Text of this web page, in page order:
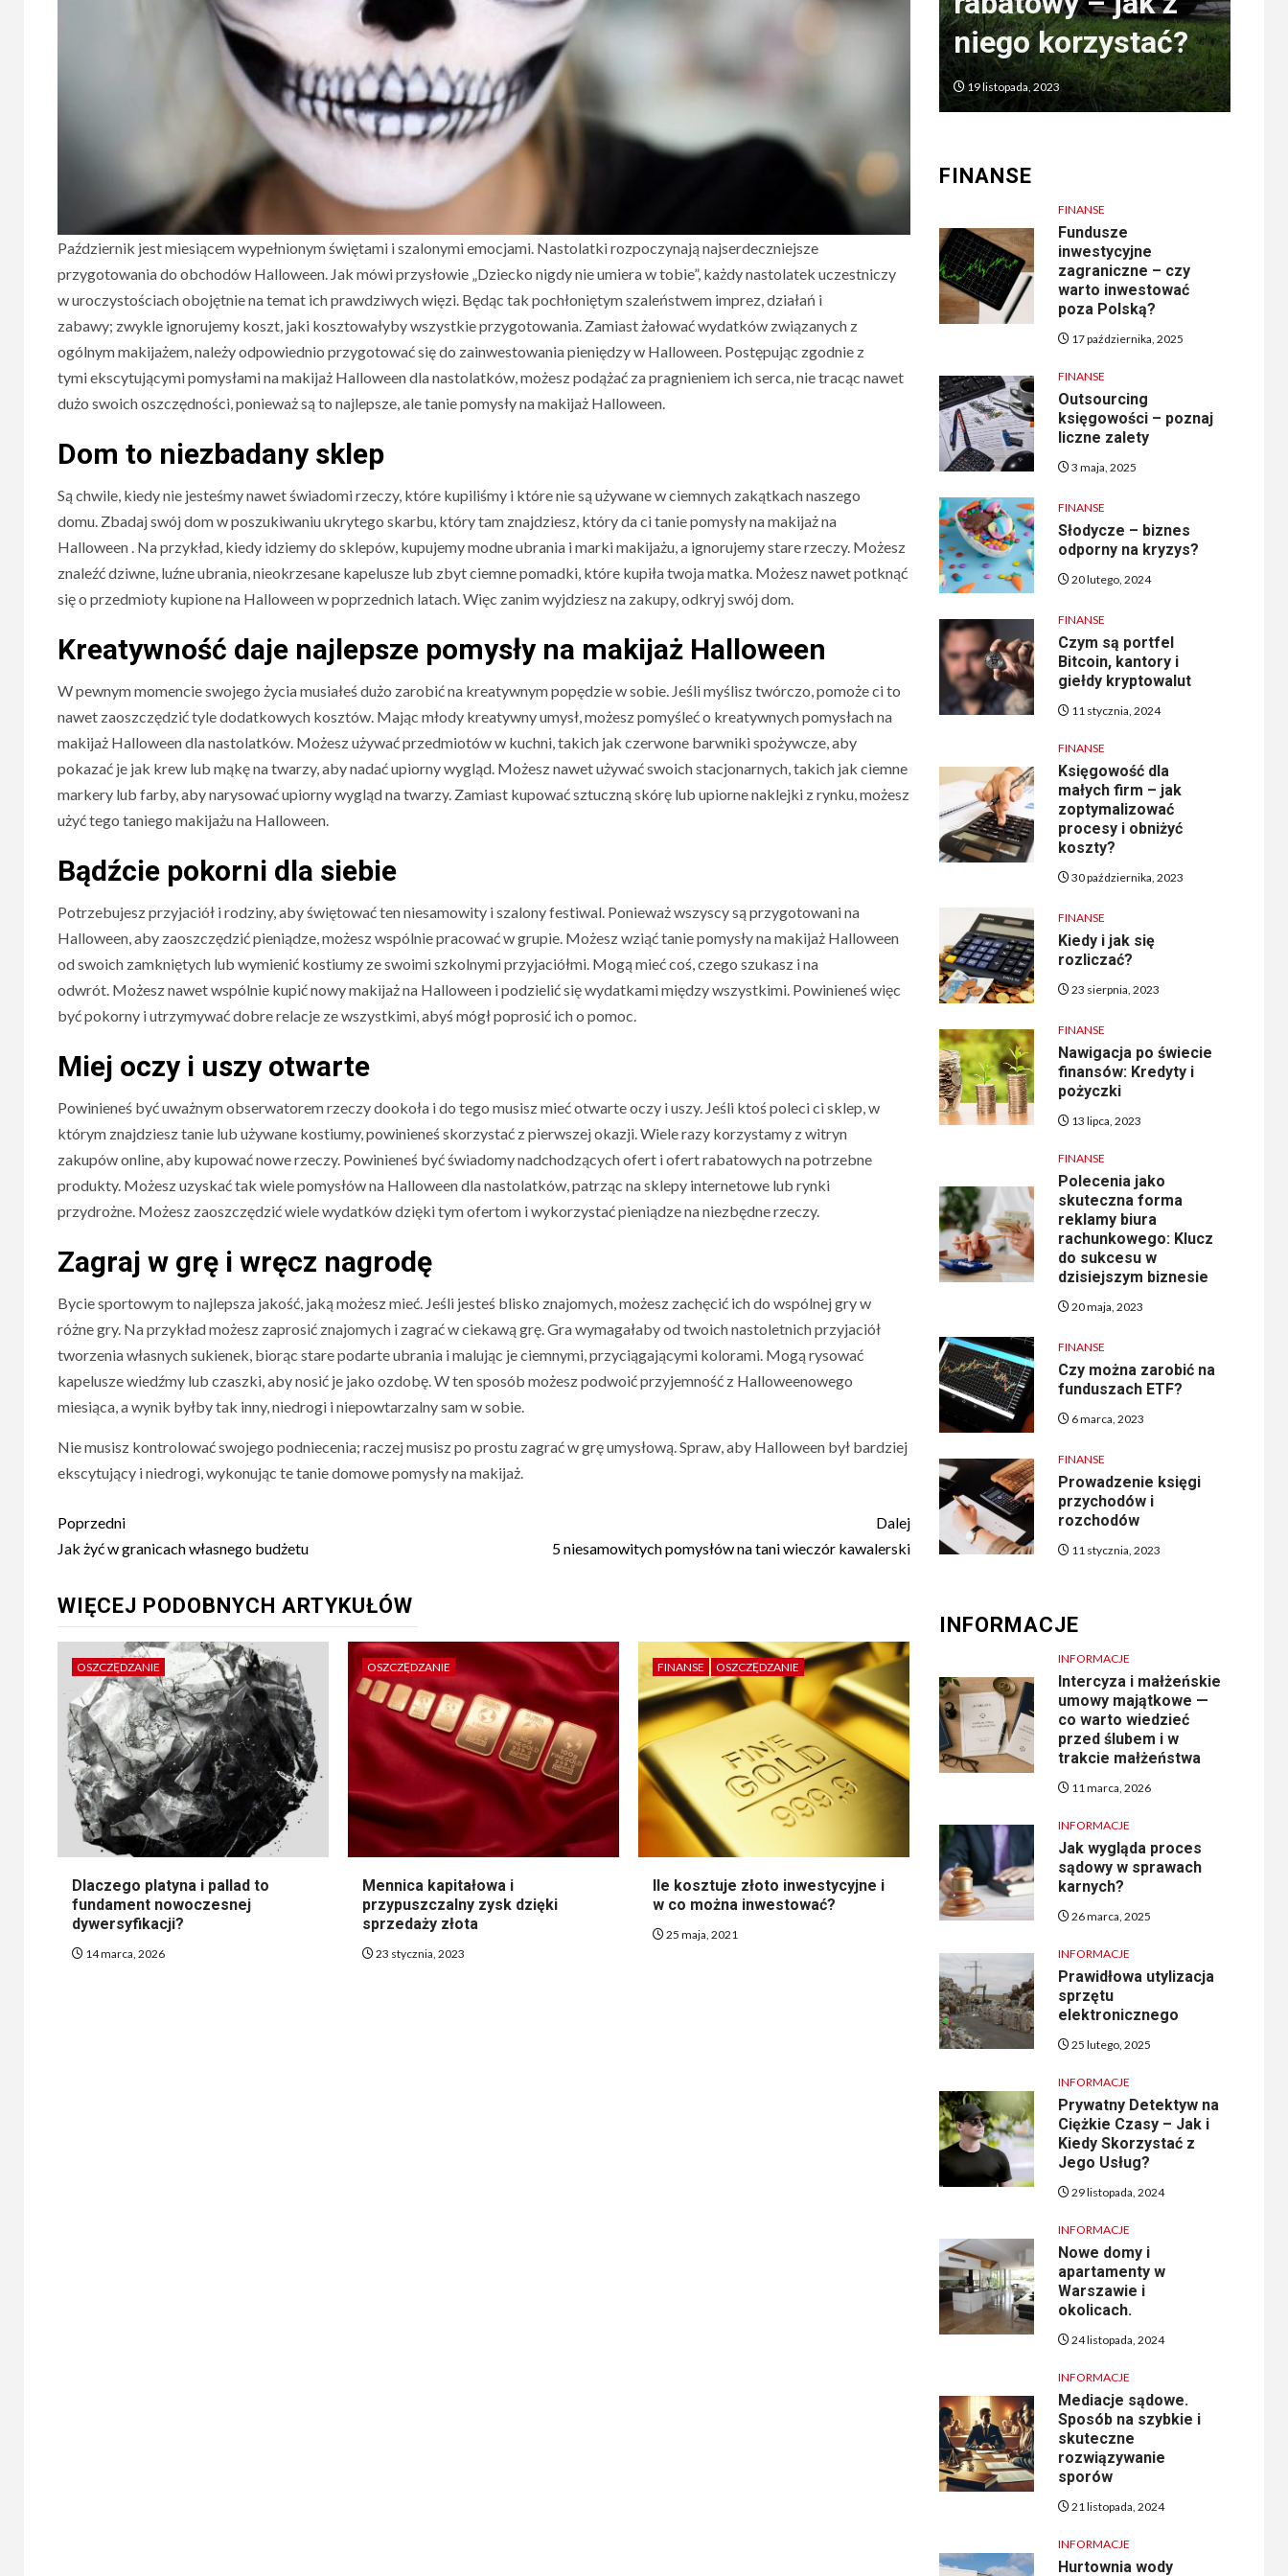
Październik jest miesiącem wypełnionym świętami i szalonymi emocjami. Nastolatki rozpoczynają najserdeczniejsze
przygotowania do obchodów Halloween. Jak mówi przysłowie „Dziecko nigdy nie umiera w tobie”, każdy nastolatek uczestniczy
w uroczystościach obojętnie na temat ich prawdziwych więzi. Będąc tak pochłoniętym szaleństwem imprez, działań i
zabawy; zwykle ignorujemy koszt, jaki kosztowałyby wszystkie przygotowania. Zamiast żałować wydatków związanych z
ogólnym makijażem, należy odpowiednio przygotować się do zainwestowania pieniędzy w Halloween. Postępując zgodnie z
tymi ekscytującymi pomysłami na makijaż Halloween dla nastolatków, możesz podążać za pragnieniem ich serca, nie tracąc nawet
dużo swoich oszczędności, ponieważ są to najlepsze, ale tanie pomysły na makijaż Halloween.
Dom to niezbadany sklep
Są chwile, kiedy nie jesteśmy nawet świadomi rzeczy, które kupiliśmy i które nie są używane w ciemnych zakątkach naszego
domu. Zbadaj swój dom w poszukiwaniu ukrytego skarbu, który tam znajdziesz, który da ci tanie pomysły na makijaż na
Halloween . Na przykład, kiedy idziemy do sklepów, kupujemy modne ubrania i marki makijażu, a ignorujemy stare rzeczy. Możesz
znaleźć dziwne, luźne ubrania, nieokrzesane kapelusze lub zbyt ciemne pomadki, które kupiła twoja matka. Możesz nawet potknąć
się o przedmioty kupione na Halloween w poprzednich latach. Więc zanim wyjdziesz na zakupy, odkryj swój dom.
Kreatywność daje najlepsze pomysły na makijaż Halloween
W pewnym momencie swojego życia musiałeś dużo zarobić na kreatywnym popędzie w sobie. Jeśli myślisz twórczo, pomoże ci to
nawet zaoszczędzić tyle dodatkowych kosztów. Mając młody kreatywny umysł, możesz pomyśleć o kreatywnych pomysłach na
makijaż Halloween dla nastolatków. Możesz używać przedmiotów w kuchni, takich jak czerwone barwniki spożywcze, aby
pokazać je jak krew lub mąkę na twarzy, aby nadać upiorny wygląd. Możesz nawet używać swoich stacjonarnych, takich jak ciemne
markery lub farby, aby narysować upiorny wygląd na twarzy. Zamiast kupować sztuczną skórę lub upiorne naklejki z rynku, możesz
użyć tego taniego makijażu na Halloween.
Bądźcie pokorni dla siebie
Potrzebujesz przyjaciół i rodziny, aby świętować ten niesamowity i szalony festiwal. Ponieważ wszyscy są przygotowani na
Halloween, aby zaoszczędzić pieniądze, możesz wspólnie pracować w grupie. Możesz wziąć tanie pomysły na makijaż Halloween
od swoich zamkniętych lub wymienić kostiumy ze swoimi szkolnymi przyjaciółmi. Mogą mieć coś, czego szukasz i na
odwrót. Możesz nawet wspólnie kupić nowy makijaż na Halloween i podzielić się wydatkami między wszystkimi. Powinieneś więc
być pokorny i utrzymywać dobre relacje ze wszystkimi, abyś mógł poprosić ich o pomoc.
Miej oczy i uszy otwarte
Powinieneś być uważnym obserwatorem rzeczy dookoła i do tego musisz mieć otwarte oczy i uszy. Jeśli ktoś poleci ci sklep, w
którym znajdziesz tanie lub używane kostiumy, powinieneś skorzystać z pierwszej okazji. Wiele razy korzystamy z witryn
zakupów online, aby kupować nowe rzeczy. Powinieneś być świadomy nadchodzących ofert i ofert rabatowych na potrzebne
produkty. Możesz uzyskać tak wiele pomysłów na Halloween dla nastolatków, patrząc na sklepy internetowe lub rynki
przydrożne. Możesz zaoszczędzić wiele wydatków dzięki tym ofertom i wykorzystać pieniądze na niezbędne rzeczy.
Zagraj w grę i wręcz nagrodę
Bycie sportowym to najlepsza jakość, jaką możesz mieć. Jeśli jesteś blisko znajomych, możesz zachęcić ich do wspólnej gry w
różne gry. Na przykład możesz zaprosić znajomych i zagrać w ciekawą grę. Gra wymagałaby od twoich nastoletnich przyjaciół
tworzenia własnych sukienek, biorąc stare podarte ubrania i malując je ciemnymi, przyciągającymi kolorami. Mogą rysować
kapelusze wiedźmy lub czaszki, aby nosić je jako ozdobę. W ten sposób możesz podwoić przyjemność z Halloweenowego
miesiąca, a wynik byłby tak inny, niedrogi i niepowtarzalny sam w sobie.
Nie musisz kontrolować swojego podniecenia; raczej musisz po prostu zagrać w grę umysłową. Spraw, aby Halloween był bardziej
ekscytujący i niedrogi, wykonując te tanie domowe pomysły na makijaż.
Nawigacja
wpisu
Poprzedni
Jak żyć w granicach własnego budżetu
Dalej
5 niesamowitych pomysłów na tani wieczór kawalerski
WIĘCEJ PODOBNYCH ARTYKUŁÓW
OSZCZĘDZANIE
Dlaczego platyna i pallad to
fundament nowoczesnej
dywersyfikacji?
14 marca, 2026
OSZCZĘDZANIE
Mennica kapitałowa i
przypuszczalny zysk dzięki
sprzedaży złota
23 stycznia, 2023
FINANSE OSZCZĘDZANIE
Ile kosztuje złoto inwestycyjne i
w co można inwestować?
25 maja, 2021
UK?
17 maja, 2020
Szkody?
21 października, 2024
niego korzystać?
19 listopada, 2023
FINANSE
FINANSE
Fundusze
inwestycyjne
zagraniczne – czy
warto inwestować
poza Polską?
17 października, 2025
FINANSE
Outsourcing
księgowości – poznaj
liczne zalety
3 maja, 2025
FINANSE
Słodycze – biznes
odporny na kryzys?
20 lutego, 2024
FINANSE
Czym są portfel
Bitcoin, kantory i
giełdy kryptowalut
11 stycznia, 2024
FINANSE
Księgowość dla
małych firm – jak
zoptymalizować
procesy i obniżyć
koszty?
30 października, 2023
FINANSE
Kiedy i jak się
rozliczać?
23 sierpnia, 2023
FINANSE
Nawigacja po świecie
finansów: Kredyty i
pożyczki
13 lipca, 2023
FINANSE
Polecenia jako
skuteczna forma
reklamy biura
rachunkowego: Klucz
do sukcesu w
dzisiejszym biznesie
20 maja, 2023
FINANSE
Czy można zarobić na
funduszach ETF?
6 marca, 2023
FINANSE
Prowadzenie księgi
przychodów i
rozchodów
11 stycznia, 2023
INFORMACJE
INFORMACJE
Intercyza i małżeńskie
umowy majątkowe —
co warto wiedzieć
przed ślubem i w
trakcie małżeństwa
11 marca, 2026
INFORMACJE
Jak wygląda proces
sądowy w sprawach
karnych?
26 marca, 2025
INFORMACJE
Prawidłowa utylizacja
sprzętu
elektronicznego
25 lutego, 2025
INFORMACJE
Prywatny Detektyw na
Ciężkie Czasy – Jak i
Kiedy Skorzystać z
Jego Usług?
29 listopada, 2024
INFORMACJE
Nowe domy i
apartamenty w
Warszawie i
okolicach.
24 listopada, 2024
INFORMACJE
Mediacje sądowe.
Sposób na szybkie i
skuteczne
rozwiązywanie
sporów
21 listopada, 2024
INFORMACJE
Hurtownia wody